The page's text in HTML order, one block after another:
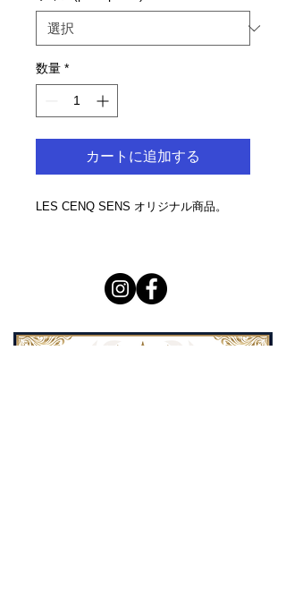
数量 *
カートに追加する
LES CENQ SENS オリジナル商品。